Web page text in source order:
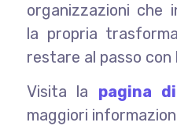
organizzazioni che
la propria
restare al passo con
Visita la pagina
maggiori